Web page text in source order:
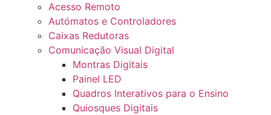
Acesso Remoto
Autómatos e Controladores
Caixas Redutoras
Comunicação Visual Digital
Montras Digitais
Painel LED
Quadros Interativos para o Ensino
Quiosques Digitais